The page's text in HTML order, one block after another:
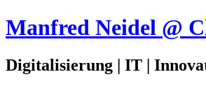
Zum
Inhalt
Manfred Neidel @
Digitalisierung | IT |